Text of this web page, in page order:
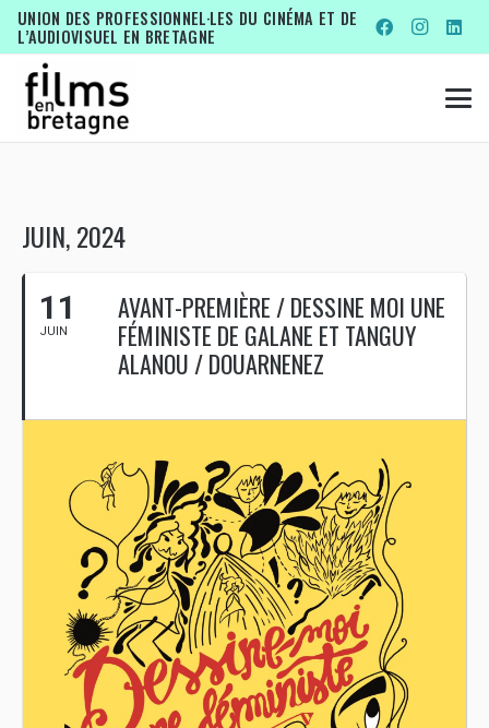
UNION DES PROFESSIONNEL·LES DU CINÉMA ET DE
L’AUDIOVISUEL EN BRETAGNE
JUIN, 2024
11
JUIN
AVANT-PREMIÈRE / DESSINE MOI UNE
FÉMINISTE DE GALANE ET TANGUY
ALANOU / DOUARNENEZ